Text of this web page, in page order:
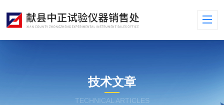
技术文章
TECHNICAL ARTICLES